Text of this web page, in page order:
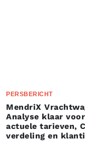
PERSBERICHT
MendriX
Analyse klaar
actuele tarieven,
verdeling en